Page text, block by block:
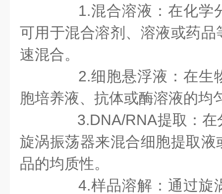
1.混合溶液：在化学
可用于混合溶剂、溶液或药
速混合。
2.细胞悬浮液：在生
胞培养液、抗体或酶溶液的均
3.DNA/RNA提取：在
旋涡振荡器来混合细胞提取
品的均质性。
4.样品溶解：通过旋